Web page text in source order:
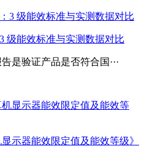
级能效标准与实测数据对比
是验证产品是否符合国···
示器能效限定值及能效等级》